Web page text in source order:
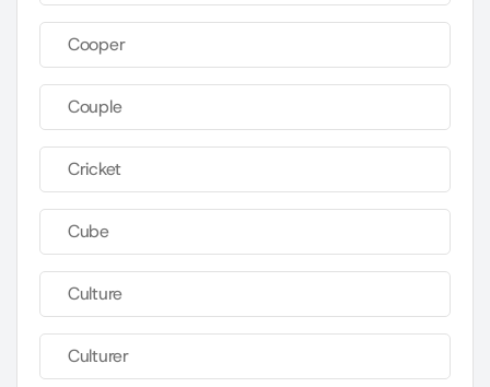
Cooper
Couple
Cricket
Cube
Culture
Culturer